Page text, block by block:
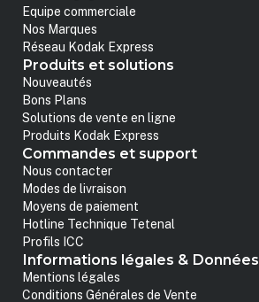
Equipe commerciale
Nos Marques
Réseau Kodak Express
Produits et solutions
Nouveautés
Bons Plans
Solutions de vente en ligne
Produits Kodak Express
Commandes et support
Nous contacter
Modes de livraison
Moyens de paiement
Hotline Technique Tetenal
Profils ICC
Informations légales & Données
Mentions légales
Conditions Générales de Vente